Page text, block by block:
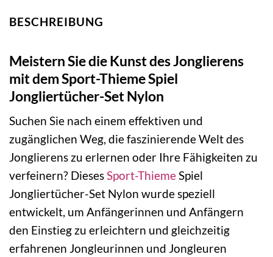
BESCHREIBUNG
Meistern Sie die Kunst des Jonglierens
mit dem Sport-Thieme Spiel
Jongliertücher-Set Nylon
Suchen Sie nach einem effektiven und
zugänglichen Weg, die faszinierende Welt des
Jonglierens zu erlernen oder Ihre Fähigkeiten zu
verfeinern? DiesesSport-ThiemeSpiel
Jongliertücher-Set Nylon wurde speziell
entwickelt, um Anfängerinnen und Anfängern
den Einstieg zu erleichtern und gleichzeitig
erfahrenen Jongleurinnen und Jongleuren